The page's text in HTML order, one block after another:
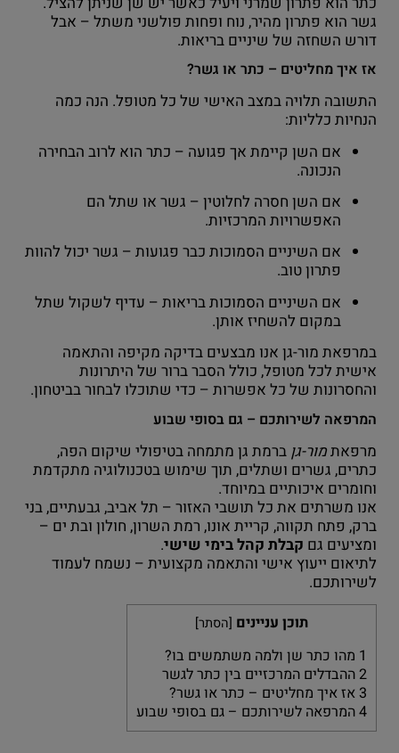
גשר הוא פתרון מהיר, נוח ופחות פולשני משתל – אבל
דורש השחזה של שיניים בריאות.
אז איך מחליטים – כתר או גשר?
התשובה תלויה במצב האישי של כל מטופל. הנה כמה
הנחיות כלליות:
אם השן קיימת אך פגועה – כתר הוא לרוב הבחירה
הנכונה.
אם השן חסרה לחלוטין – גשר או שתל הם
האפשרויות המרכזיות.
אם השיניים הסמוכות כבר פגועות – גשר יכול להוות
פתרון טוב.
אם השיניים הסמוכות בריאות – עדיף לשקול שתל
במקום להשחיז אותן.
במרפאת מור-גן אנו מבצעים בדיקה מקיפה והתאמה
אישית לכל מטופל, כולל הסבר ברור של היתרונות
והחסרונות של כל אפשרות – כדי שתוכלו לבחור בביטחון.
המרפאה לשירותכם – גם בסופי שבוע
מרפאתמור-גן ברמת גן מתמחה בטיפולי שיקום הפה,
כתרים, גשרים ושתלים, תוך שימוש בטכנולוגיה מתקדמת
וחומרים איכותיים במיוחד.
אנו משרתים את כל תושבי האזור – תל אביב, גבעתיים, בני
ברק, פתח תקווה, קריית אונו, רמת השרון, חולון ובת ים –
ומציעים גם קבלת קהל בימי שישי.
לתיאום ייעוץ אישי והתאמה מקצועית – נשמח לעמוד
לשירותכם.
תוכן עניינים [הסתר]
1 מהו כתר שן ולמה משתמשים בו?
2ההבדלים המרכזיים בין כתר לגשר
3אז איך מחליטים – כתר או גשר?
4המרפאה לשירותכם – גם בסופי שבוע